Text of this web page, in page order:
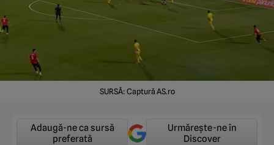
SURSĂ: Captură AS.ro
Adaugă-ne ca sursă
preferată
Urmărește-ne în
Discover